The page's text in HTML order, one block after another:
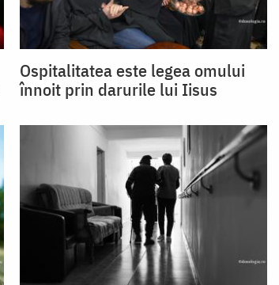
Ospitalitatea este legea omului
înnoit prin darurile lui Iisus